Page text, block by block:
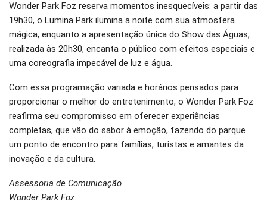
Wonder Park Foz reserva momentos inesquecíveis: a partir das
19h30, o Lumina Park ilumina a noite com sua atmosfera
mágica, enquanto a apresentação única do Show das Águas,
realizada às 20h30, encanta o público com efeitos especiais e
uma coreografia impecável de luz e água.
Com essa programação variada e horários pensados para
proporcionar o melhor do entretenimento, o Wonder Park Foz
reafirma seu compromisso em oferecer experiências
completas, que vão do sabor à emoção, fazendo do parque
um ponto de encontro para famílias, turistas e amantes da
inovação e da cultura.
Assessoria de Comunicação
Wonder Park Foz